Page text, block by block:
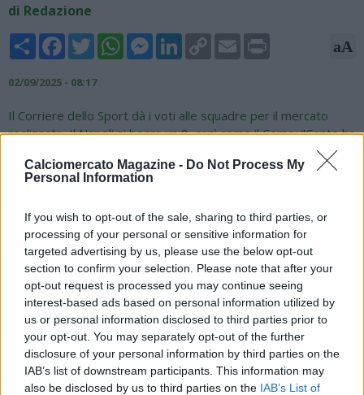
Calciomercato Magazine - Do Not Process My
Personal Information
If you wish to opt-out of the sale, sharing to third parties, or
processing of your personal or sensitive information for
targeted advertising by us, please use the below opt-out
section to confirm your selection. Please note that after your
opt-out request is processed you may continue seeing
interest-based ads based on personal information utilized by
us or personal information disclosed to third parties prior to
your opt-out. You may separately opt-out of the further
disclosure of your personal information by third parties on the
IAB’s list of downstream participants. This information may
also be disclosed by us to third parties on the IAB’s List of
di Redazione
Share FacebookTwitterWhatsAppMessengerLinkedInCopy
Link
Email aA
02/09/2025 - 08:17
Il Corriere dello Sport dà i voti alle squadre per il mercato
realizzato. Il Napoli si becca un 8, così come il Como: "Conte ha
vinto lo scudetto con l’organico più incompleto del gruppo
delle grandi e lo difenderà con l’organico più completo e più
ricco dello stesso gruppo. Ora ha una incredibile varietà di
De Bruyne accanto a McTominay, ha un difensore come
Beukema. Può anche riflettere sulla Champions. Al Como sono
arrivati tutti giocatori di qualità, perfino in difesa col giovane
ex madridista Jacobo Ramon. L’investimento è stato notevole,
ma guardare il Como in campo, soprattutto quando la palla
passa dai piedi di Nico Paz, è un piacere per gli occhi".